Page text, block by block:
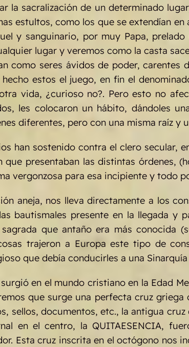
la sacralización de un determinado
estultos, como los que se extendían
y sanguinario, por muy Papa,
lugar y veremos como la casta
como seres ávidos de poder, carentes
estos el juego, en fin el
vida, ¿curioso no?. Pero esto no
les colocaron un hábito, dándoles
diferentes, pero con una misma raíz y
han sostenido contra el clero secular,
presentaban las distintas órdenes,
vergonzosa para esa incipiente y todo
aneja, nos lleva directamente a los
bautismales presente en la llegada y
que antaño era más conocida
trajeron a Europa este tipo de
que debía conducirles a una
en el mundo cristiano en la Edad
que surge una perfecta cruz griega
sellos, documentos, etc., la antigua
en el centro, la QUITAESENCIA,
Esta cruz inscrita en el octógono nos